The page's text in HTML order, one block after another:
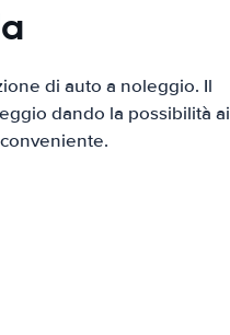
di auto a noleggio. Il
dando la possibilità ai